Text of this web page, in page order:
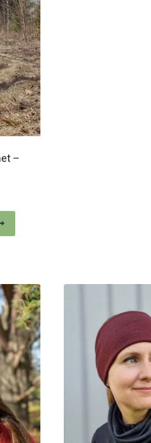
–
tuotteella
muunnelma.
Voit
tehdä
valinnat
tuotteen
sivulla.